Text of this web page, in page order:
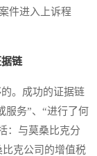
件进入上诉程
链
。成功的证据链
服务”、“进行了何
：与莫桑比克分
克公司的增值税